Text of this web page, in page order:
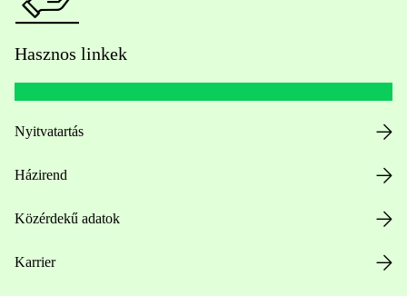
Hasznos linkek
Nyitvatartás
Házirend
Közérdekű adatok
Karrier